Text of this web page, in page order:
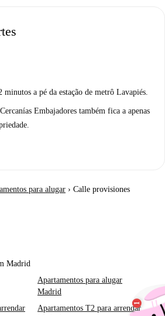
a pé da estação de metrô Lavapiés.
Embajadores também fica a apenas
para alugar › Calle provisiones
Madrid
Apartamentos para alugar
Madrid
Apartamentos T2 para arrendar